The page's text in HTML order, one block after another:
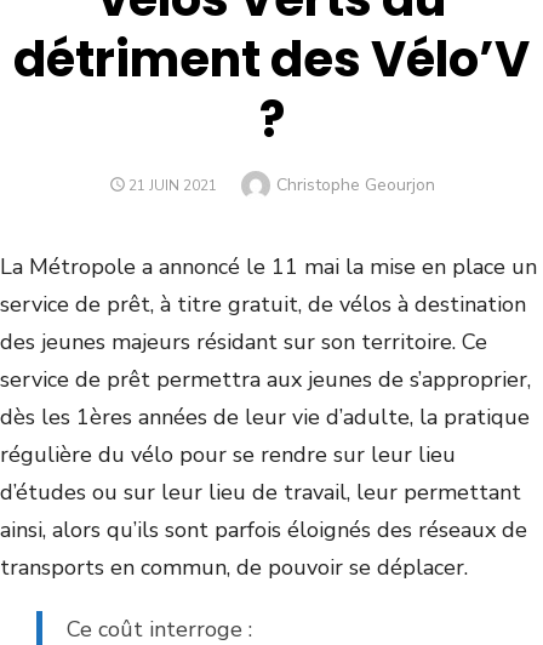
détriment des Vélo’V
?
21 JUIN 2021 Christophe Geourjon
La Métropole a annoncé le 11 mai la mise en place un
service de prêt, à titre gratuit, de vélos à destination
des jeunes majeurs résidant sur son territoire. Ce
service de prêt permettra aux jeunes de s’approprier,
dès les 1ères années de leur vie d’adulte, la pratique
régulière du vélo pour se rendre sur leur lieu
d’études ou sur leur lieu de travail, leur permettant
ainsi, alors qu’ils sont parfois éloignés des réseaux de
transports en commun, de pouvoir se déplacer.
Ce coût interroge :